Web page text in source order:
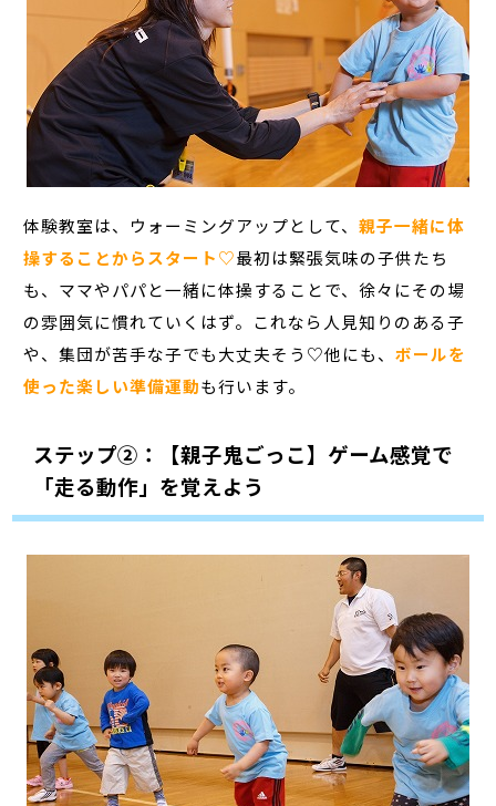
体験教室は、ウォーミングアップとして、親子一緒に体
操することからスタート♡最初は緊張気味の子供たち
も、ママやパパと一緒に体操することで、徐々にその場
の雰囲気に慣れていくはず。これなら人見知りのある子
や、集団が苦手な子でも大丈夫そう♡他にも、ボールを
使った楽しい準備運動も行います。
ステップ②：【親子鬼ごっこ】ゲーム感覚で
「走る動作」を覚えよう